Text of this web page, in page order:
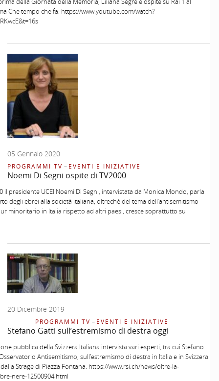
Che tempo che fa. https://www.youtube.com/watch?
05 Gennaio 2020
PROGRAMMI TV – EVENTI E INIZIATIVE
Noemi Di Segni ospite di TV2000
il presidente UCEI Noemi Di Segni, intervistata da Monica Mondo, parla
degli ebrei alla società italiana, oltreché del tema dell’antisemitismo
minoritario in Italia rispetto ad altri paesi, cresce soprattutto su
20 Dicembre 2019
PROGRAMMI TV – EVENTI E INIZIATIVE
Stefano Gatti sull’estremismo di destra oggi
pubblica della Svizzera Italiana intervista vari esperti, tra cui Stefano
Antisemitismo, sull’estremismo di destra in Italia e in Svizzera
Strage di Piazza Fontana. https://www.rsi.ch/news/oltre-la-
nere-12500904.html